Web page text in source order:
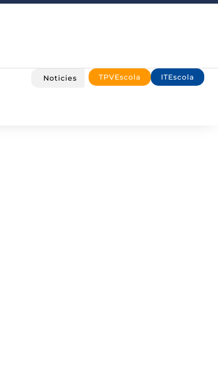
Noticies TPVEscola ITEscola